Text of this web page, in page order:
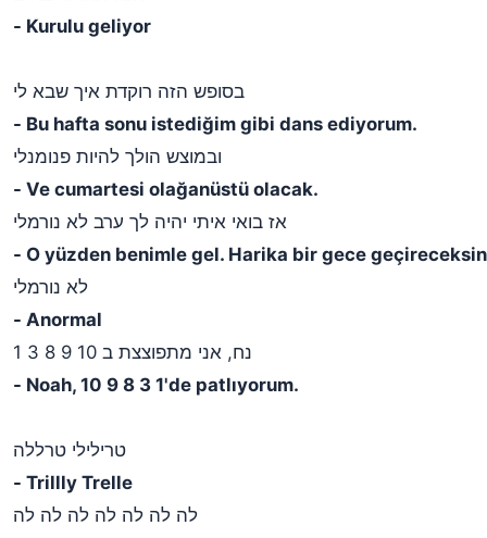
- Kurulu geliyor
בסופש הזה רוקדת איך שבא לי
- Bu hafta sonu istediğim gibi dans ediyorum.
ובמוצש הולך להיות פנומנלי
- Ve cumartesi olağanüstü olacak.
אז בואי איתי יהיה לך ערב לא נורמלי
- O yüzden benimle gel. Harika bir gece
לא נורמלי
- Anormal
נח, אני מתפוצצת ב 10 9 8 3 1
- Noah, 10 9 8 3 1'de patlıyorum.
טרילילי טרללה
- Trillly Trelle
לה לה לה לה לה לה לה